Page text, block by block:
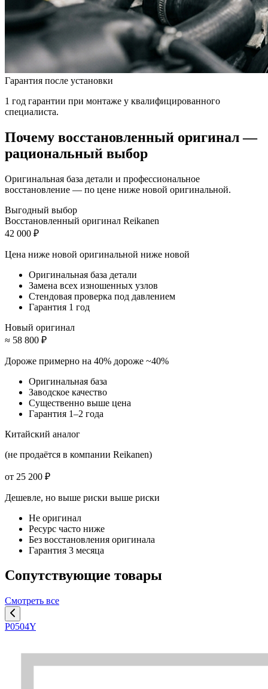
Гарантия после установки
1 год гарантии при монтаже у квалифицированного
специалиста.
Почему восстановленный оригинал —
рациональный выбор
Оригинальная база детали и профессиональное
восстановление — по цене ниже новой оригинальной.
Выгодный выбор
Восстановленный оригинал Reikanen
42 000 ₽
Цена ниже новой оригинальной ниже новой
Оригинальная база детали
Замена всех изношенных узлов
Стендовая проверка под давлением
Гарантия 1 год
Новый оригинал
≈ 58 800 ₽
Дороже примерно на 40% дороже ~40%
Оригинальная база
Заводское качество
Существенно выше цена
Гарантия 1–2 года
Китайский аналог
(не продаётся в компании Reikanen)
от 25 200 ₽
Дешевле, но выше риски выше риски
Не оригинал
Ресурс часто ниже
Без восстановления оригинала
Гарантия 3 месяца
Сопутствующие товары
Смотреть все
P0504Y